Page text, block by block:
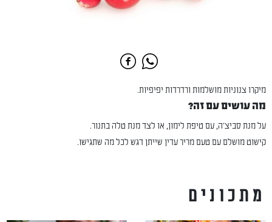
מיקרו צנוניות מושלמות ורדרדות יפיפיות.
מה עושים עם זה?
על מנת סביצ'ה, עם טיפת לימון, או לצד מנת טלה בתנור.
קישוט מושלם עם טעם מריר עדין שייתן דגש לכל מה שתגישו.
מתכונים